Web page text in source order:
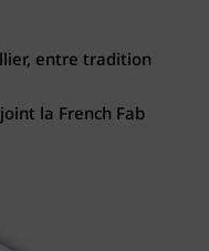
entre tradition
la French Fab